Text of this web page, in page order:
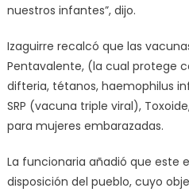
nuestros infantes”, dijo.
Izaguirre recalcó que las
Pentavalente, (la cual protege
difteria, tétanos, haemophilus
SRP (vacuna triple viral),
para mujeres embarazadas.
La funcionaria añadió que este
disposición del pueblo, cuyo